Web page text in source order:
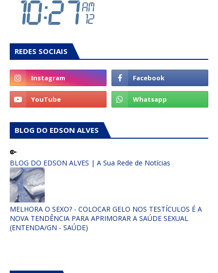
REDES SOCIAIS
BLOG DO EDSON ALVES
BLOG DO EDSON ALVES | A Sua Rede de Notícias
MELHORA O SEXO? - COLOCAR GELO NOS TESTÍCULOS É A
NOVA TENDÊNCIA PARA APRIMORAR A SAÚDE SEXUAL
(ENTENDA/GN - SAÚDE)